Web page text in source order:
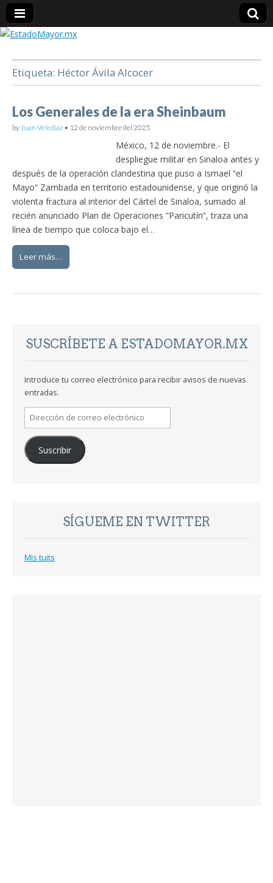
EstadoMayor.mx
Blog de información militar y de Seguridad Nacional
Etiqueta: Héctor Ávila Alcocer
Los Generales de la era Sheinbaum
byJuan Velediaz • 12 de noviembre del 2025
México, 12 de noviembre.- El
despliegue militar en Sinaloa antes y
después de la operación clandestina que puso a Ismael “el
Mayo” Zambada en territorio estadounidense, y que originó la
violenta fractura al interior del Cártel de Sinaloa, sumado al
recién anunciado Plan de Operaciones “Paricutín”, traza una
línea de tiempo que coloca bajo el…
Leer más…
SUSCRÍBETE A ESTADOMAYOR.MX
Introduce tu correo electrónico para recibir avisos de nuevas
entradas.
Dirección
de
correo
electrónico
Suscribir
SÍGUEME EN TWITTER
Mis tuits